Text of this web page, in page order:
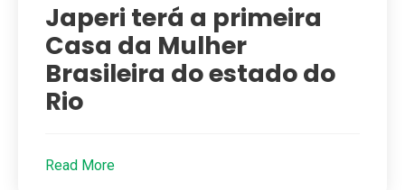
Japeri terá a primeira
Casa da Mulher
Brasileira do estado do
Rio
Read More